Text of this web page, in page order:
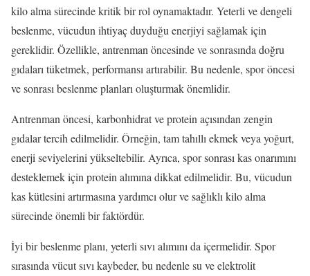
kilo alma sürecinde kritik bir rol oynamaktadır. Yeterli ve dengeli
beslenme, vücudun ihtiyaç duyduğu enerjiyi sağlamak için
gereklidir. Özellikle, antrenman öncesinde ve sonrasında doğru
gıdaları tüketmek, performansı artırabilir. Bu nedenle, spor öncesi
ve sonrası beslenme planları oluşturmak önemlidir.
Antrenman öncesi, karbonhidrat ve protein açısından zengin
gıdalar tercih edilmelidir. Örneğin, tam tahıllı ekmek veya yoğurt,
enerji seviyelerini yükseltebilir. Ayrıca, spor sonrası kas onarımını
desteklemek için protein alımına dikkat edilmelidir. Bu, vücudun
kas kütlesini artırmasına yardımcı olur ve sağlıklı kilo alma
sürecinde önemli bir faktördür.
İyi bir beslenme planı, yeterli sıvı alımını da içermelidir. Spor
sırasında vücut sıvı kaybeder, bu nedenle su ve elektrolit